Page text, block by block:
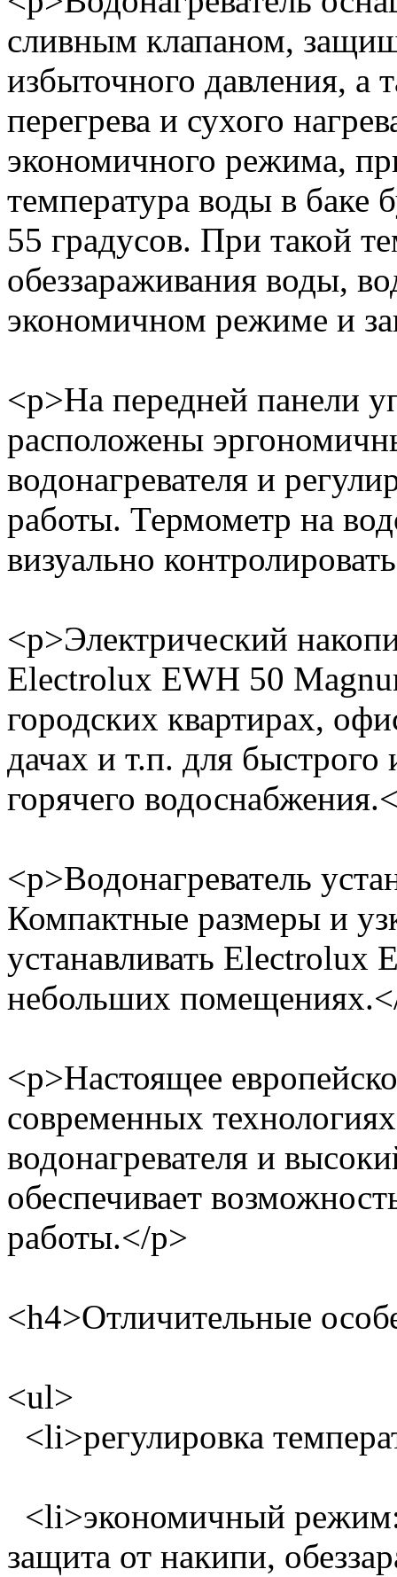
сливным клапаном,
избыточного давления, а
перегрева и сухого
экономичного режима,
температура воды в баке
55 градусов. При такой
обеззараживания воды,
экономичном режиме и
<p>На передней панели
расположены
водонагревателя и
работы. Термометр на
визуально
<p>Электрический
Electrolux EWH 50
городских квартирах,
дачах и т.п. для
горячего
<p>Водонагреватель
Компактные размеры и
устанавливать
небольших
<p>Настоящее
современных
водонагревателя и
обеспечивает
работы.</p>
<h4>Отличительные
<ul>
<li>регулировка
<li>экономичный режим:
защита от накипи,